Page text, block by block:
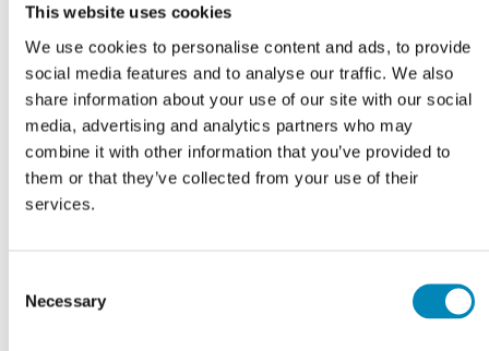
This website uses cookies
We use cookies to personalise content and ads, to provide
social media features and to analyse our traffic. We also
share information about your use of our site with our social
media, advertising and analytics partners who may
combine it with other information that you’ve provided to
them or that they’ve collected from your use of their
services.
Selection
Necessary
Blum soft close lågedæmper
DKK 36,71
Bestikindsats til 40 cm skuffe
Indvendig bredde 32,2 cm